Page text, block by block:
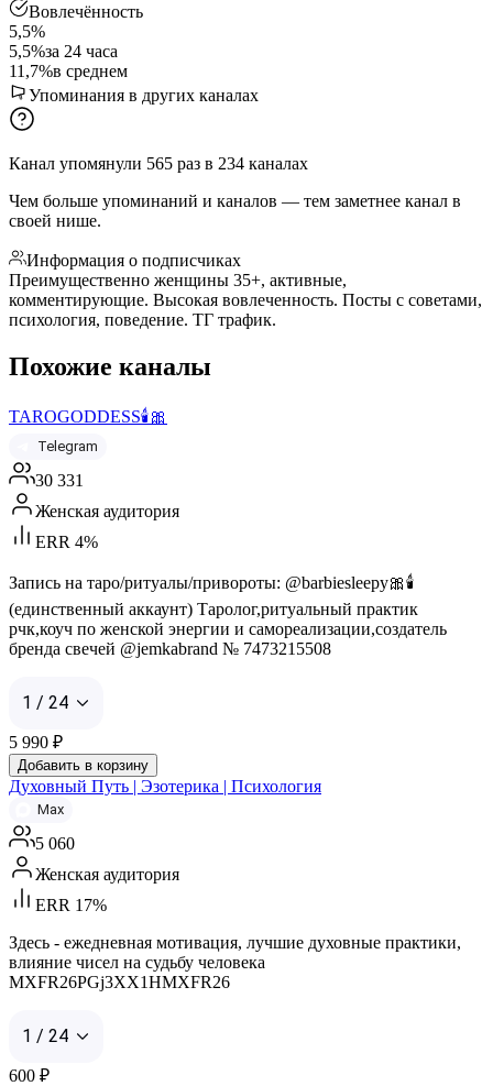
Вовлечённость
5,5%
5,5%за 24 часа
11,7%в среднем
Упоминания в других каналах
Канал упомянули 565 раз в 234 каналах
Чем больше упоминаний и каналов — тем заметнее канал в
своей нише.
Информация о подписчиках
Преимущественно женщины 35+, активные,
комментирующие. Высокая вовлеченность. Посты с советами,
психология, поведение. ТГ трафик.
Похожие каналы
TAROGODDESS🕯️🎀
Telegram
30 331
Женская аудитория
ERR 4%
Запись на таро/ритуалы/привороты: @barbiesleepy🎀🕯️
(единственный аккаунт) Таролог,ритуальный практик
рчк,коуч по женской энергии и самореализации,создатель
бренда свечей @jemkabrand № 7473215508
1 / 24
5 990 ₽
Добавить в корзину
Духовный Путь | Эзотерика | Психология
Max
5 060
Женская аудитория
ERR 17%
Здесь - ежедневная мотивация, лучшие духовные практики,
влияние чисел на судьбу человека
MXFR26PGj3XX1HMXFR26
1 / 24
600 ₽